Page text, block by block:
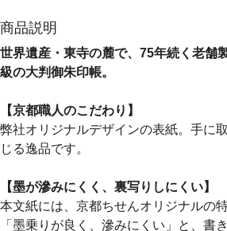
商品説明
世界遺産・東寺の麓で、75年続く老舗
級の大判御朱印帳。
【京都職人のこだわり】
弊社オリジナルデザインの表紙。手に
じる逸品です。
【墨が滲みにくく、裏写りしにくい】
本文紙には、京都ちせんオリジナルの
「墨乗りが良く、滲みにくい」と、書